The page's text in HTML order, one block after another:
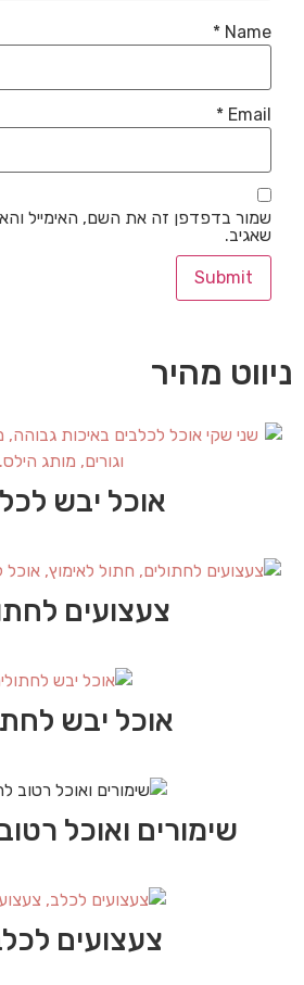
Name
*
Email
*
שמור בדפדפן זה את השם, האימייל
שאגיב.
ניווט מהיר
אוכל יבש
צעצועים
אוכל יבש
שימורים ואוכל
צעצועים